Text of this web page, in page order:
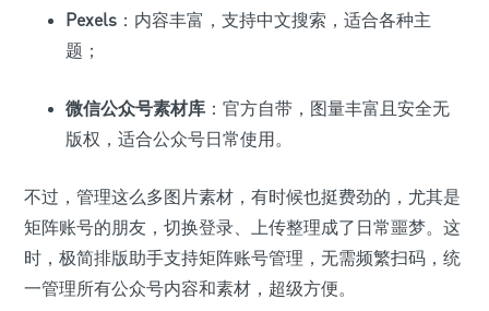
Pexels ：内容丰富，支持中文搜索，适合各种主
题；
微信公众号素材库 ：官方自带，图量丰富且安全无
版权，适合公众号日常使用。
不过，管理这么多图片素材，有时候也挺费劲的，尤其是
矩阵账号的朋友，切换登录、上传整理成了日常噩梦。这
时，极简排版助手支持矩阵账号管理，无需频繁扫码，统
一管理所有公众号内容和素材，超级方便。